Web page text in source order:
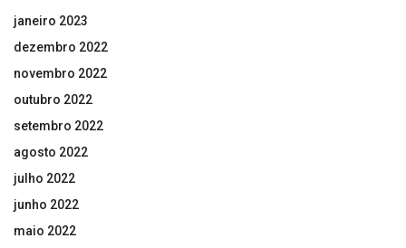
janeiro 2023
dezembro 2022
novembro 2022
outubro 2022
setembro 2022
agosto 2022
julho 2022
junho 2022
maio 2022